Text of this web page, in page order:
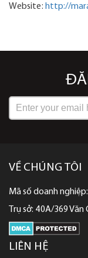
Website: http://
VỀ CHÚNG TÔI
Mã số doanh
Trụ sở: 40A/369
LIÊN HỆ